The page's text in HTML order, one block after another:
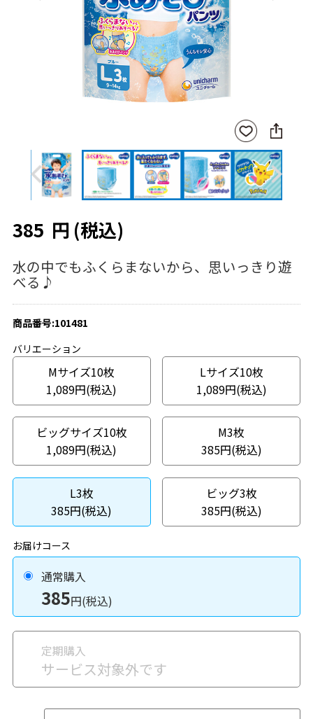
お気
に入
りに
登録
SNS
に
シ
ェ
ア
Previous Next
385 円 (税込)
水の中でもふくらまないから、思いっきり遊
べる♪
商品番号:101481
バリエーション
Mサイズ10枚
1,089円(税込)
Lサイズ10枚
1,089円(税込)
ビッグサイズ10枚
1,089円(税込)
M3枚
385円(税込)
L3枚
385円(税込)
ビッグ3枚
385円(税込)
お届けコース
通常購入
385円(税込)
定期購入
サービス対象外です